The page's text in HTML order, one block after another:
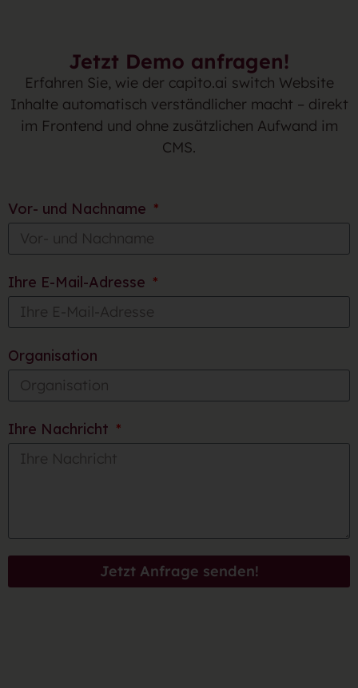
Jetzt Demo anfragen!
Erfahren Sie, wie der capito.ai switch Website
Inhalte automatisch verständlicher macht – direkt
im Frontend und ohne zusätzlichen Aufwand im
CMS.
Vor- und Nachname
Ihre E-Mail-Adresse
Organisation
Ihre Nachricht
Jetzt Anfrage senden!